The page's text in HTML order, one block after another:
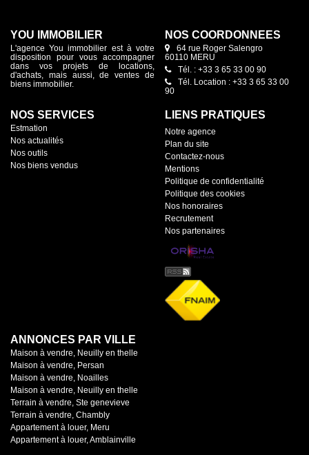
YOU IMMOBILIER
L'agence You immobilier est à votre
disposition pour vous accompagner
dans vos projets de locations,
d'achats, mais aussi, de ventes de
biens immobilier.
NOS COORDONNÉES
64 rue Roger Salengro
60110 MERU
Tél. : +33 3 65 33 00 90
Tél. Location : +33 3 65 33 00
90
NOS SERVICES
Estmation
Nos actualités
Nos outils
Nos biens vendus
LIENS PRATIQUES
Notre agence
Plan du site
Contactez-nous
Mentions
Politique de confidentialité
Politique des cookies
Nos honoraires
Recrutement
Nos partenaires
ANNONCES PAR VILLE
Maison à vendre, Neuilly en thelle
Maison à vendre, Persan
Maison à vendre, Noailles
Maison à vendre, Neuilly en thelle
Terrain à vendre, Ste genevieve
Terrain à vendre, Chambly
Appartement à louer, Meru
Appartement à louer, Amblainville